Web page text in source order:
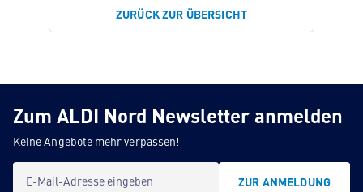
ZURÜCK ZUR ÜBERSICHT
Zum ALDI Nord Newsletter anmelden
Keine Angebote mehr verpassen!
E-Mail-Adresse eingeben ZUR ANMELDUNG